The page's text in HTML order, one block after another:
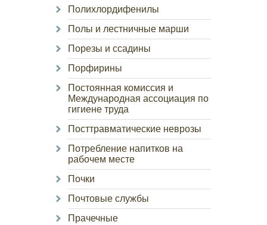
Полихлордифенилы
Полы и лестничные марши
Порезы и ссадины
Порфирины
Постоянная комиссия и
Международная ассоциация по
гигиене труда
Посттравматические неврозы
Потребление напитков на
рабочем месте
Почки
Почтовые службы
Прачечные